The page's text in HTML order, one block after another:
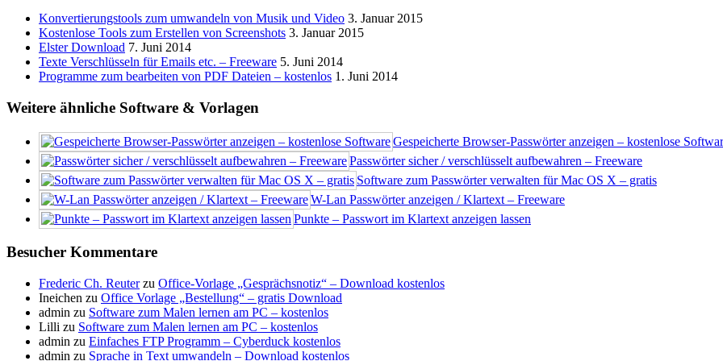
Konvertierungstools zum umwandeln von Musik und Video 3. Januar 2015
Kostenlose Tools zum Erstellen von Screenshots 3. Januar 2015
Elster Download 7. Juni 2014
Texte Verschlüsseln für Emails etc. – Freeware 5. Juni 2014
Programme zum bearbeiten von PDF Dateien – kostenlos 1. Juni 2014
Weitere ähnliche Software & Vorlagen
Gespeicherte Browser-Passwörter anzeigen – kostenlose
Passwörter sicher / verschlüsselt aufbewahren – Freeware
Software zum Passwörter verwalten für Mac OS X – gratis
W-Lan Passwörter anzeigen / Klartext – Freeware
Punkte – Passwort im Klartext anzeigen lassen
Besucher Kommentare
Frederic Ch. Reuterzu Office-Vorlage „Gesprächsnotiz“ – Download kostenlos
Ineichen zu Office Vorlage „Bestellung“ – gratis Download
admin zu Software zum Malen lernen am PC – kostenlos
Lilli zu Software zum Malen lernen am PC – kostenlos
admin zu Einfaches FTP Programm – Cyberduck kostenlos
admin zu Sprache in Text umwandeln – Download kostenlos